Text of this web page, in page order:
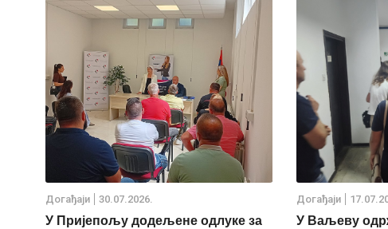
Дoгађаjи 30.07.2026.
У Пријепољу додељене одлуке за
Дoгађаjи
У Ваљеву